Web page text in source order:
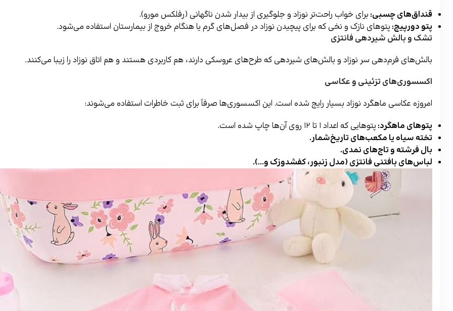
قنداق‌های چسبی: برای خواب راحت‌تر نوزاد و جلوگیری از بیدار شدن ناگهانی (رفلکس مورو).
پتو دورپیچ: پتوهای نازک و نخی که برای پیچیدن نوزاد در فصل‌های گرم یا هنگام خروج از بیمارستان استفاده می‌شود.
تشک و بالش شیردهی فانتزی
بالش‌های فرم‌دهی سر نوزاد و بالش‌های شیردهی که طرح‌های عروسکی دارند، هم کاربردی هستند و هم اتاق نوزاد را زیبا می‌کنند.
اکسسوری‌های تزئینی و عکاسی
امروزه عکاسی ماهگرد نوزاد بسیار رایج شده است. این اکسسوری‌ها صرفاً برای ثبت خاطرات استفاده می‌شوند:
پتوهای ماهگرد: پتوهایی که اعداد ۱ تا ۱۲ روی آن‌ها چاپ شده است.
تخته سیاه یا مکعب‌های تاریخ‌شمار.
بال فرشته و تاج‌های نمدی.
لباس‌های بافتنی فانتزی (مدل زنبور، کفشدوزک و…).